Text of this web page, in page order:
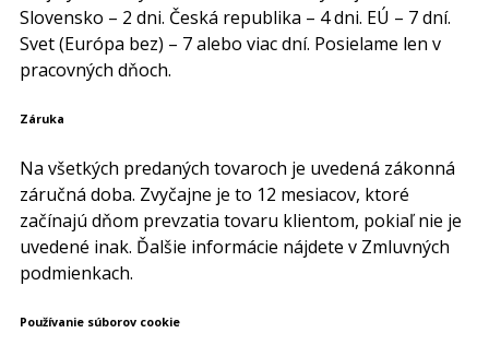
Slovensko – 2 dni. Česká republika – 4 dni. EÚ – 7 dní.
Svet (Európa bez) – 7 alebo viac dní. Posielame len v
pracovných dňoch.
Záruka
Na všetkých predaných tovaroch je uvedená zákonná
záručná doba. Zvyčajne je to 12 mesiacov, ktoré
začínajú dňom prevzatia tovaru klientom, pokiaľ nie je
uvedené inak. Ďalšie informácie nájdete v Zmluvných
podmienkach.
Používanie súborov cookie